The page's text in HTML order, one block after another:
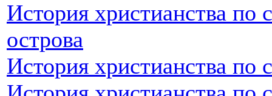
История христианства
острова
История христианства по